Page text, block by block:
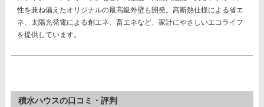
性を兼ね備えたオリジナルの最高級外壁も開発。高断熱仕様による省エ
ネ、太陽光発電による創エネ、畜エネなど、家計にやさしいエコライフ
を提供しています。
積水ハウスの口コミ・評判